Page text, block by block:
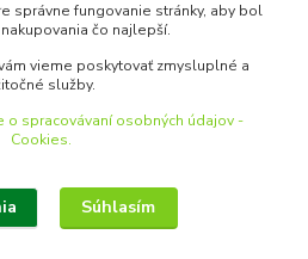
zber cookies.
správne fungovanie stránky, aby bol
čo najlepší.
vieme poskytovať zmysluplné a
služby.
o spracovávaní osobných údajov -
Cookies.
Súhlasím